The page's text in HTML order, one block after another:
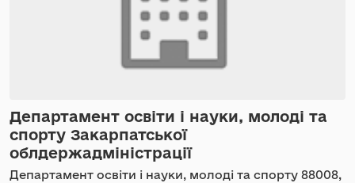
Департамент освіти і науки, молоді та
спорту Закарпатської
облдержадміністрації
Департамент освіти і науки, молоді та спорту 88008,